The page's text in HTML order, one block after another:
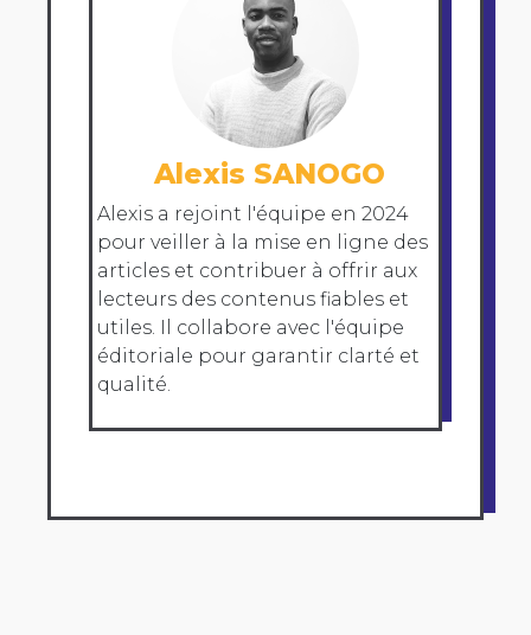
Alexis SANOGO
Alexis a rejoint l'équipe en 2024
pour veiller à la mise en ligne des
articles et contribuer à offrir aux
lecteurs des contenus fiables et
utiles. Il collabore avec l'équipe
éditoriale pour garantir clarté et
qualité.